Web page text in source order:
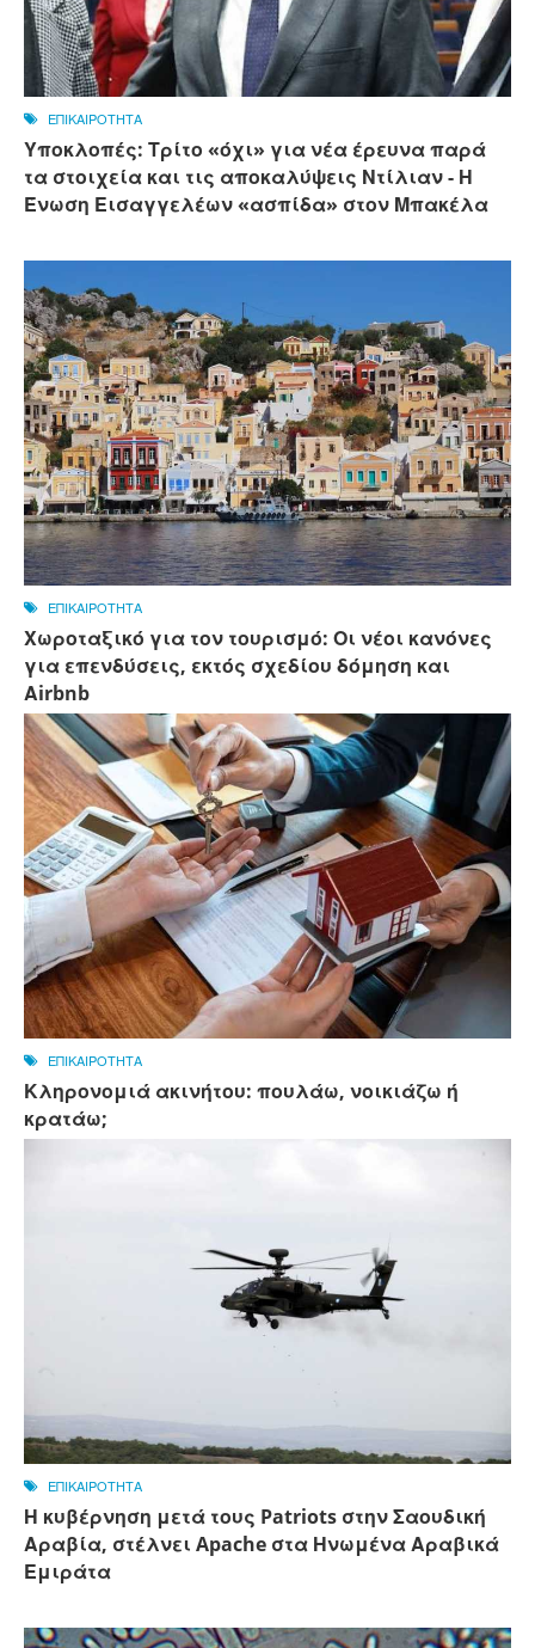
ΕΠΙΚΑΙΡΟΤΗΤΑ
Υποκλοπές: Τρίτο «όχι» για νέα έρευνα παρά
τα στοιχεία και τις αποκαλύψεις Ντίλιαν - Η
Ένωση Εισαγγελέων «ασπίδα» στον Μπακέλα
ΕΠΙΚΑΙΡΟΤΗΤΑ
Χωροταξικό για τον τουρισμό: Οι νέοι κανόνες
για επενδύσεις, εκτός σχεδίου δόμηση και
Αirbnb
ΕΠΙΚΑΙΡΟΤΗΤΑ
Κληρονομιά ακινήτου: πουλάω, νοικιάζω ή
κρατάω;
ΕΠΙΚΑΙΡΟΤΗΤΑ
Η κυβέρνηση μετά τους Patriots στην Σαουδική
Αραβία, στέλνει Apache στα Ηνωμένα Αραβικά
Εμιράτα